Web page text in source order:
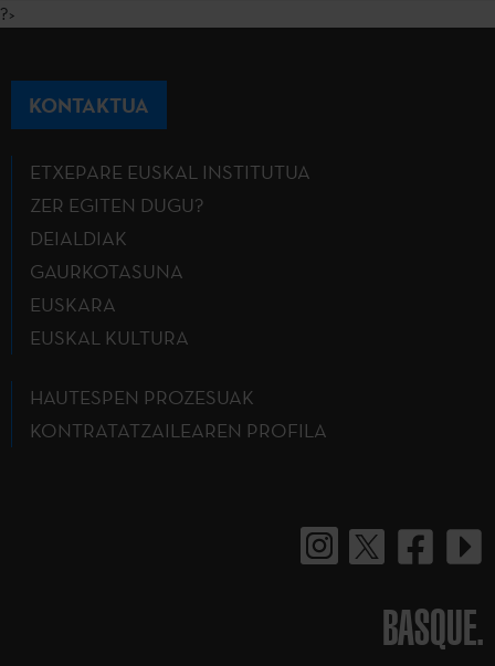
?>
KONTAKTUA
ETXEPARE EUSKAL INSTITUTUA
ZER EGITEN DUGU?
DEIALDIAK
GAURKOTASUNA
EUSKARA
EUSKAL KULTURA
HAUTESPEN PROZESUAK
KONTRATATZAILEAREN PROFILA
BASQUE.